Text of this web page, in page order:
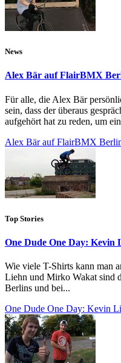
News
Alex Bär auf FlairBMX
Für alle, die Alex Bär
sein, dass der überaus
aufgehört hat zu reden, um
Alex Bär auf FlairBMX
Top Stories
One Dude One Day: Kevin
Wie viele T-Shirts kann man
Liehn und Mirko Wakat sind
Berlins und bei...
One Dude One Day: Kevin